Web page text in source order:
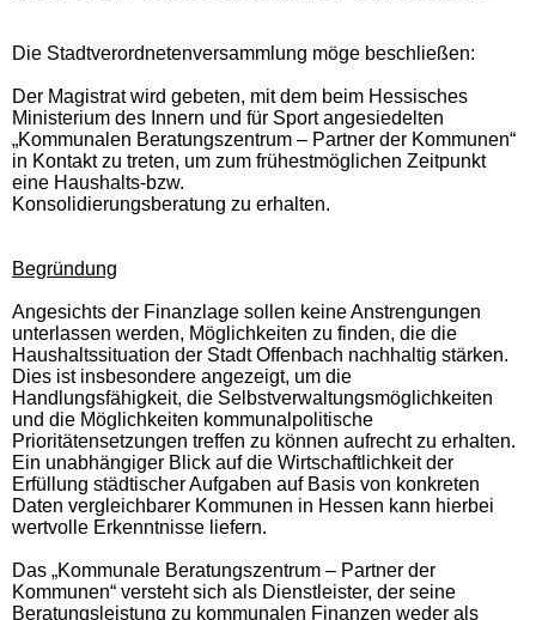
Die Stadtverordnetenversammlung möge beschließen:
Der Magistrat wird gebeten, mit dem beim Hessisches
Ministerium des Innern und für Sport angesiedelten
„Kommunalen Beratungszentrum – Partner der Kommunen“
in Kontakt zu treten, um zum frühestmöglichen Zeitpunkt
eine Haushalts-bzw.
Konsolidierungsberatung zu erhalten.
Begründung
Angesichts der Finanzlage sollen keine Anstrengungen
unterlassen werden, Möglichkeiten zu finden, die die
Haushaltssituation der Stadt Offenbach nachhaltig stärken.
Dies ist insbesondere angezeigt, um die
Handlungsfähigkeit, die Selbstverwaltungsmöglichkeiten
und die Möglichkeiten kommunalpolitische
Prioritätensetzungen treffen zu können aufrecht zu erhalten.
Ein unabhängiger Blick auf die Wirtschaftlichkeit der
Erfüllung städtischer Aufgaben auf Basis von konkreten
Daten vergleichbarer Kommunen in Hessen kann hierbei
wertvolle Erkenntnisse liefern.
Das „Kommunale Beratungszentrum – Partner der
Kommunen“ versteht sich als Dienstleister, der seine
Beratungsleistung zu kommunalen Finanzen weder als